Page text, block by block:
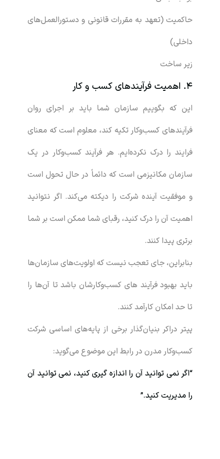
حاکمیت (تعهد به مقررات قانونی و دستورالعمل‌های
داخلی)
زیر ساخت
4. اهمیت فرآیندهای کسب و کار
این که بگوییم سازمان شما باید بر اجرای روان
فرآیندهای کسب‌وکار تکیه کند، معلوم است که معنای
فرایند را درک نکرده‌ایم. هر فرآیند کسب‌وکار در یک
سازمان مکانیزمی است که دائماً در حال تحول است
و موفقیت آینده شرکت را دیکته می‌کند. اگر نتوانید
اهمیت آن را درک کنید، رقبای شما ممکن است بر شما
برتری پیدا کنند.
بنابراین، جای تعجب نیست که اولویت‌های سازمان‌ها
باید بهبود فرآیند های کسب‌وکارشان باشد تا آن‌ها را
تا حد امکان کارآمد کنند.
پیتر دراکر بنیان‌گذار برخی از پایه‌های اساسی شرکت
کسب‌وکار مدرن در رابط این موضوع می‌گوید:
“اگر نمی توانید آن را اندازه گیری کنید، نمی توانید آن
را مدیریت کنید.”